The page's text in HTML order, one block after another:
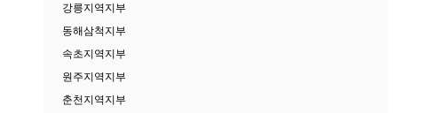
강릉지역지부
동해삼척지부
속초지역지부
원주지역지부
춘천지역지부